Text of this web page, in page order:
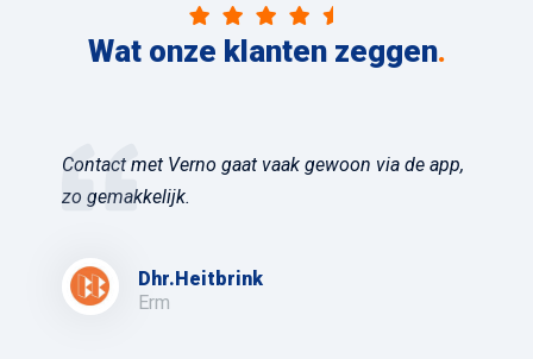
Wat onze klanten zeggen.
Contact met Verno gaat vaak gewoon via de app,
zo gemakkelijk.
Dhr.Heitbrink
Erm